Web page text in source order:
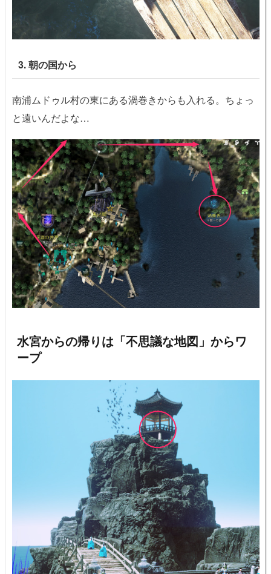
3. 朝の国から
南浦ムドゥル村の東にある渦巻きからも入れる。ちょっ
と遠いんだよな…
水宮からの帰りは「不思議な地図」からワ
ープ